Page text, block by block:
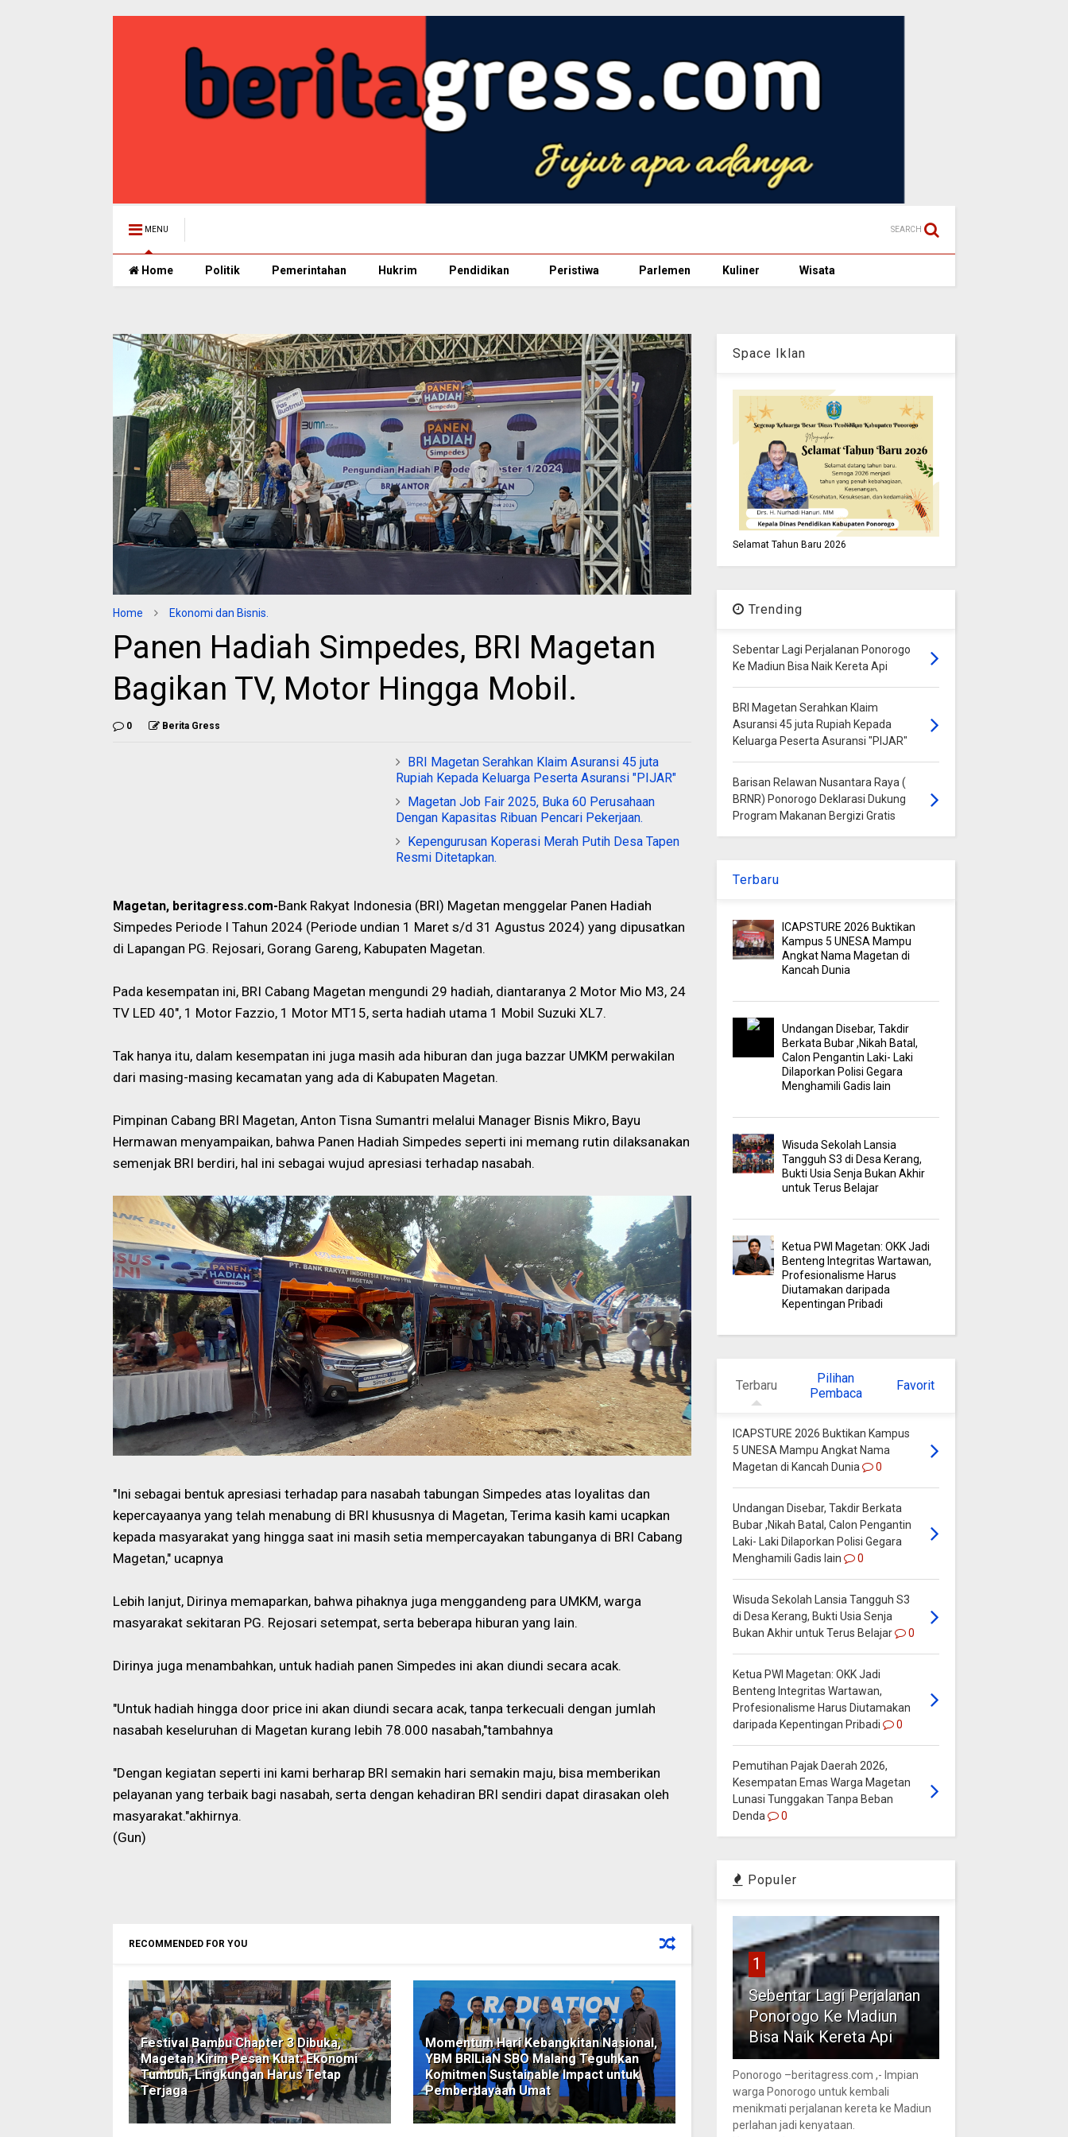
MENU SEARCH
Home Politik Pemerintahan Hukrim Pendidikan Peristiwa Parlemen Kuliner Wisata
Home Ekonomi dan Bisnis.
Panen Hadiah Simpedes, BRI Magetan
Bagikan TV, Motor Hingga Mobil.
0 Berita Gress
BRI Magetan Serahkan Klaim Asuransi 45 juta
Rupiah Kepada Keluarga Peserta Asuransi "PIJAR"
Magetan Job Fair 2025, Buka 60 Perusahaan
Dengan Kapasitas Ribuan Pencari Pekerjaan.
Kepengurusan Koperasi Merah Putih Desa Tapen
Resmi Ditetapkan.
Magetan, beritagress.com-Bank Rakyat Indonesia (BRI) Magetan menggelar Panen Hadiah
Simpedes Periode I Tahun 2024 (Periode undian 1 Maret s/d 31 Agustus 2024) yang dipusatkan
di Lapangan PG. Rejosari, Gorang Gareng, Kabupaten Magetan.
Pada kesempatan ini, BRI Cabang Magetan mengundi 29 hadiah, diantaranya 2 Motor Mio M3, 24
TV LED 40", 1 Motor Fazzio, 1 Motor MT15, serta hadiah utama 1 Mobil Suzuki XL7.
Tak hanya itu, dalam kesempatan ini juga masih ada hiburan dan juga bazzar UMKM perwakilan
dari masing-masing kecamatan yang ada di Kabupaten Magetan.
Pimpinan Cabang BRI Magetan, Anton Tisna Sumantri melalui Manager Bisnis Mikro, Bayu
Hermawan menyampaikan, bahwa Panen Hadiah Simpedes seperti ini memang rutin dilaksanakan
semenjak BRI berdiri, hal ini sebagai wujud apresiasi terhadap nasabah.
"Ini sebagai bentuk apresiasi terhadap para nasabah tabungan Simpedes atas loyalitas dan
kepercayaanya yang telah menabung di BRI khususnya di Magetan, Terima kasih kami ucapkan
kepada masyarakat yang hingga saat ini masih setia mempercayakan tabunganya di BRI Cabang
Magetan," ucapnya
Lebih lanjut, Dirinya memaparkan, bahwa pihaknya juga menggandeng para UMKM, warga
masyarakat sekitaran PG. Rejosari setempat, serta beberapa hiburan yang lain.
Dirinya juga menambahkan, untuk hadiah panen Simpedes ini akan diundi secara acak.
"Untuk hadiah hingga door price ini akan diundi secara acak, tanpa terkecuali dengan jumlah
nasabah keseluruhan di Magetan kurang lebih 78.000 nasabah,"tambahnya
"Dengan kegiatan seperti ini kami berharap BRI semakin hari semakin maju, bisa memberikan
pelayanan yang terbaik bagi nasabah, serta dengan kehadiran BRI sendiri dapat dirasakan oleh
masyarakat."akhirnya.
(Gun)
RECOMMENDED FOR YOU
Festival Bambu Chapter 3 Dibuka,
Magetan Kirim Pesan Kuat: Ekonomi
Tumbuh, Lingkungan Harus Tetap
Terjaga
Momentum Hari Kebangkitan Nasional,
YBM BRILiaN SBO Malang Teguhkan
Komitmen Sustainable Impact untuk
Pemberdayaan Umat
Space Iklan
Selamat Tahun Baru 2026
Trending
Sebentar Lagi Perjalanan Ponorogo
Ke Madiun Bisa Naik Kereta Api
BRI Magetan Serahkan Klaim
Asuransi 45 juta Rupiah Kepada
Keluarga Peserta Asuransi "PIJAR"
Barisan Relawan Nusantara Raya (
BRNR) Ponorogo Deklarasi Dukung
Program Makanan Bergizi Gratis
Terbaru
ICAPSTURE 2026 Buktikan
Kampus 5 UNESA Mampu
Angkat Nama Magetan di
Kancah Dunia
Undangan Disebar, Takdir
Berkata Bubar ,Nikah Batal,
Calon Pengantin Laki- Laki
Dilaporkan Polisi Gegara
Menghamili Gadis lain
Wisuda Sekolah Lansia
Tangguh S3 di Desa Kerang,
Bukti Usia Senja Bukan Akhir
untuk Terus Belajar
Ketua PWI Magetan: OKK Jadi
Benteng Integritas Wartawan,
Profesionalisme Harus
Diutamakan daripada
Kepentingan Pribadi
Terbaru
Pilihan
Pembaca
Favorit
ICAPSTURE 2026 Buktikan Kampus
5 UNESA Mampu Angkat Nama
Magetan di Kancah Dunia
0
Undangan Disebar, Takdir Berkata
Bubar ,Nikah Batal, Calon Pengantin
Laki- Laki Dilaporkan Polisi Gegara
Menghamili Gadis lain
0
Wisuda Sekolah Lansia Tangguh S3
di Desa Kerang, Bukti Usia Senja
Bukan Akhir untuk Terus Belajar
0
Ketua PWI Magetan: OKK Jadi
Benteng Integritas Wartawan,
Profesionalisme Harus Diutamakan
daripada Kepentingan Pribadi
0
Pemutihan Pajak Daerah 2026,
Kesempatan Emas Warga Magetan
Lunasi Tunggakan Tanpa Beban
Denda
0
Populer
1
Sebentar Lagi Perjalanan
Ponorogo Ke Madiun
Bisa Naik Kereta Api
Ponorogo –beritagress.com ,- Impian
warga Ponorogo untuk kembali
menikmati perjalanan kereta ke Madiun
perlahan jadi kenyataan.